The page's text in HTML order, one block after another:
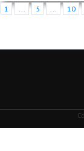
1 5 10